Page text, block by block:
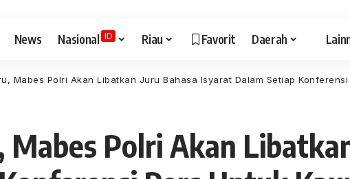
News Nasional ID Riau Favorit Daerah
Mabes Polri Akan Libatkan Juru Bahasa Isyarat Dalam Setiap
Mabes Polri Akan